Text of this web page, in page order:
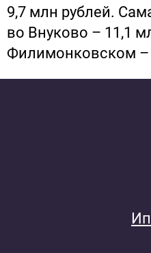
9,7 млн рублей.
во Внуково – 11,1
Филимонковском –